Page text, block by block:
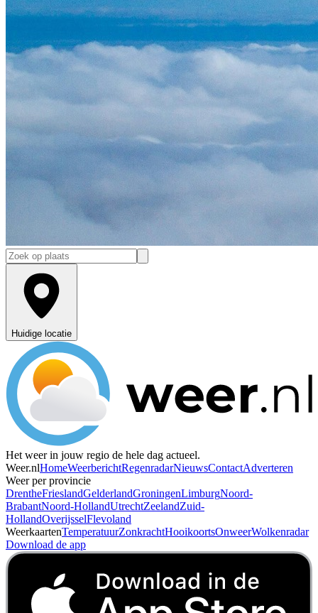
Huidige locatie
Het weer in jouw regio de hele dag actueel.
Weer.nlHomeWeerberichtRegenradarNieuwsContactAdverteren
Weer per provincie
DrentheFrieslandGelderlandGroningenLimburgNoord-
BrabantNoord-HollandUtrechtZeelandZuid-
HollandOverijsselFlevoland
WeerkaartenTemperatuurZonkrachtHooikoortsOnweerWolkenradar
Download de app